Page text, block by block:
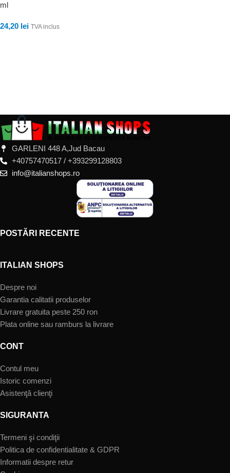
ml
24,20 lei TVA inclus
GARLENI 448 A,Jud Bacau
+40757470517 / +393299128803
info@italianshops.ro
POSTĂRI RECENTE
ITALIAN SHOPS
Despre noi
Garantia calitatii produselor
Livrare gratuita peste 250 ron
Plata online sau ramburs la livrare
CONT
Contul meu
Istoric comenzi
Asistenţă clienţi
SIGURANTA
Termeni şi condiţii
Politica de confidentialitate & GDPR
Informatii despre retur